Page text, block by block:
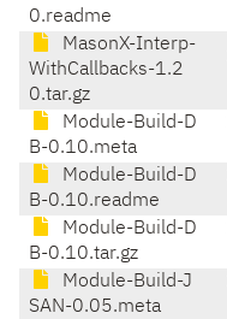
0.readme
MasonX-Interp-
WithCallbacks-1.2
0.tar.gz
Module-Build-D
B-0.10.meta
Module-Build-D
B-0.10.readme
Module-Build-D
B-0.10.tar.gz
Module-Build-J
SAN-0.05.meta